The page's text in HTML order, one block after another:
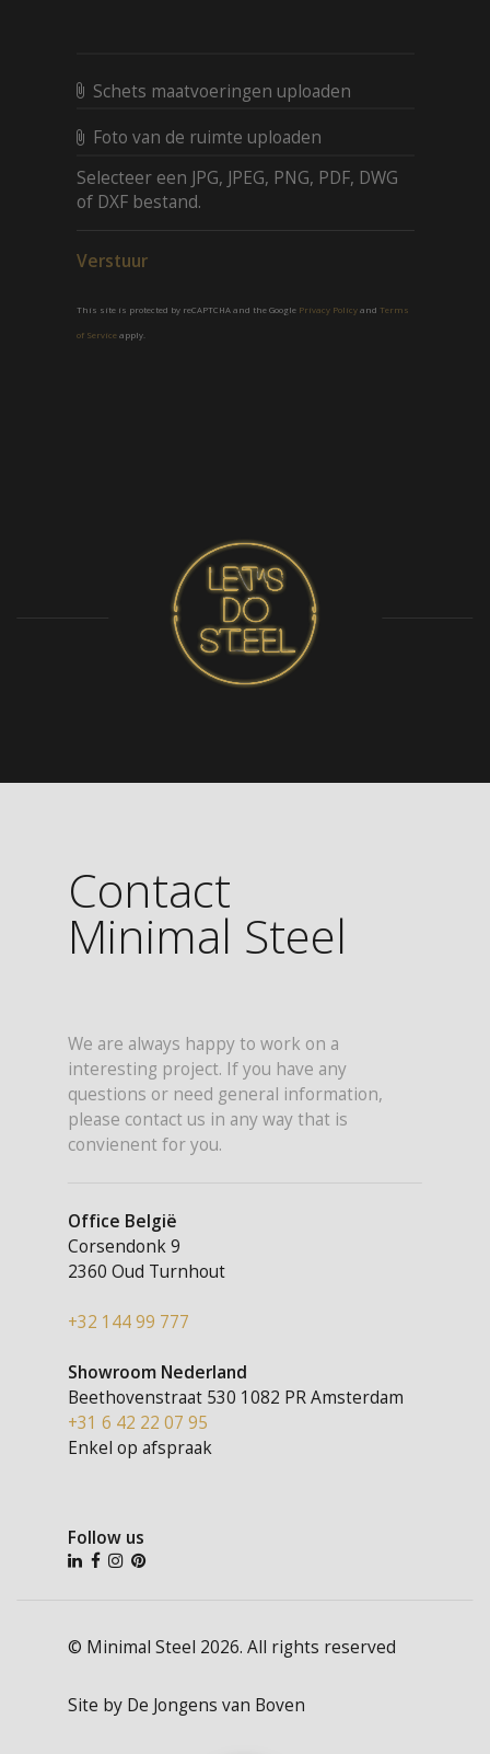
Schets maatvoeringen uploaden
Foto van de ruimte uploaden
Selecteer een JPG, JPEG, PNG, PDF, DWG
of DXF bestand.
Verstuur
This site is protected by reCAPTCHA and the Google Privacy Policyand Terms
of Serviceapply.
Contact
Minimal Steel
We are always happy to work on a
interesting project. If you have any
questions or need general information,
please contact us in any way that is
convienent for you.
Office België
Corsendonk 9
2360 Oud Turnhout
+32 144 99 777
Showroom Nederland
Beethovenstraat 530 1082 PR Amsterdam
+31 6 42 22 07 95
Enkel op afspraak
Follow us
© Minimal Steel 2026. All rights reserved
Site by De Jongens van Boven